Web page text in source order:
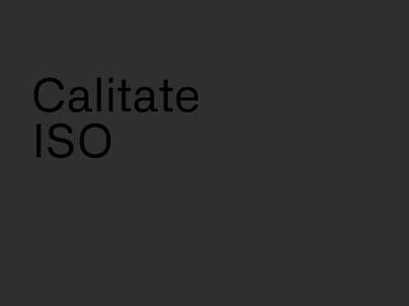
Calitate
ISO